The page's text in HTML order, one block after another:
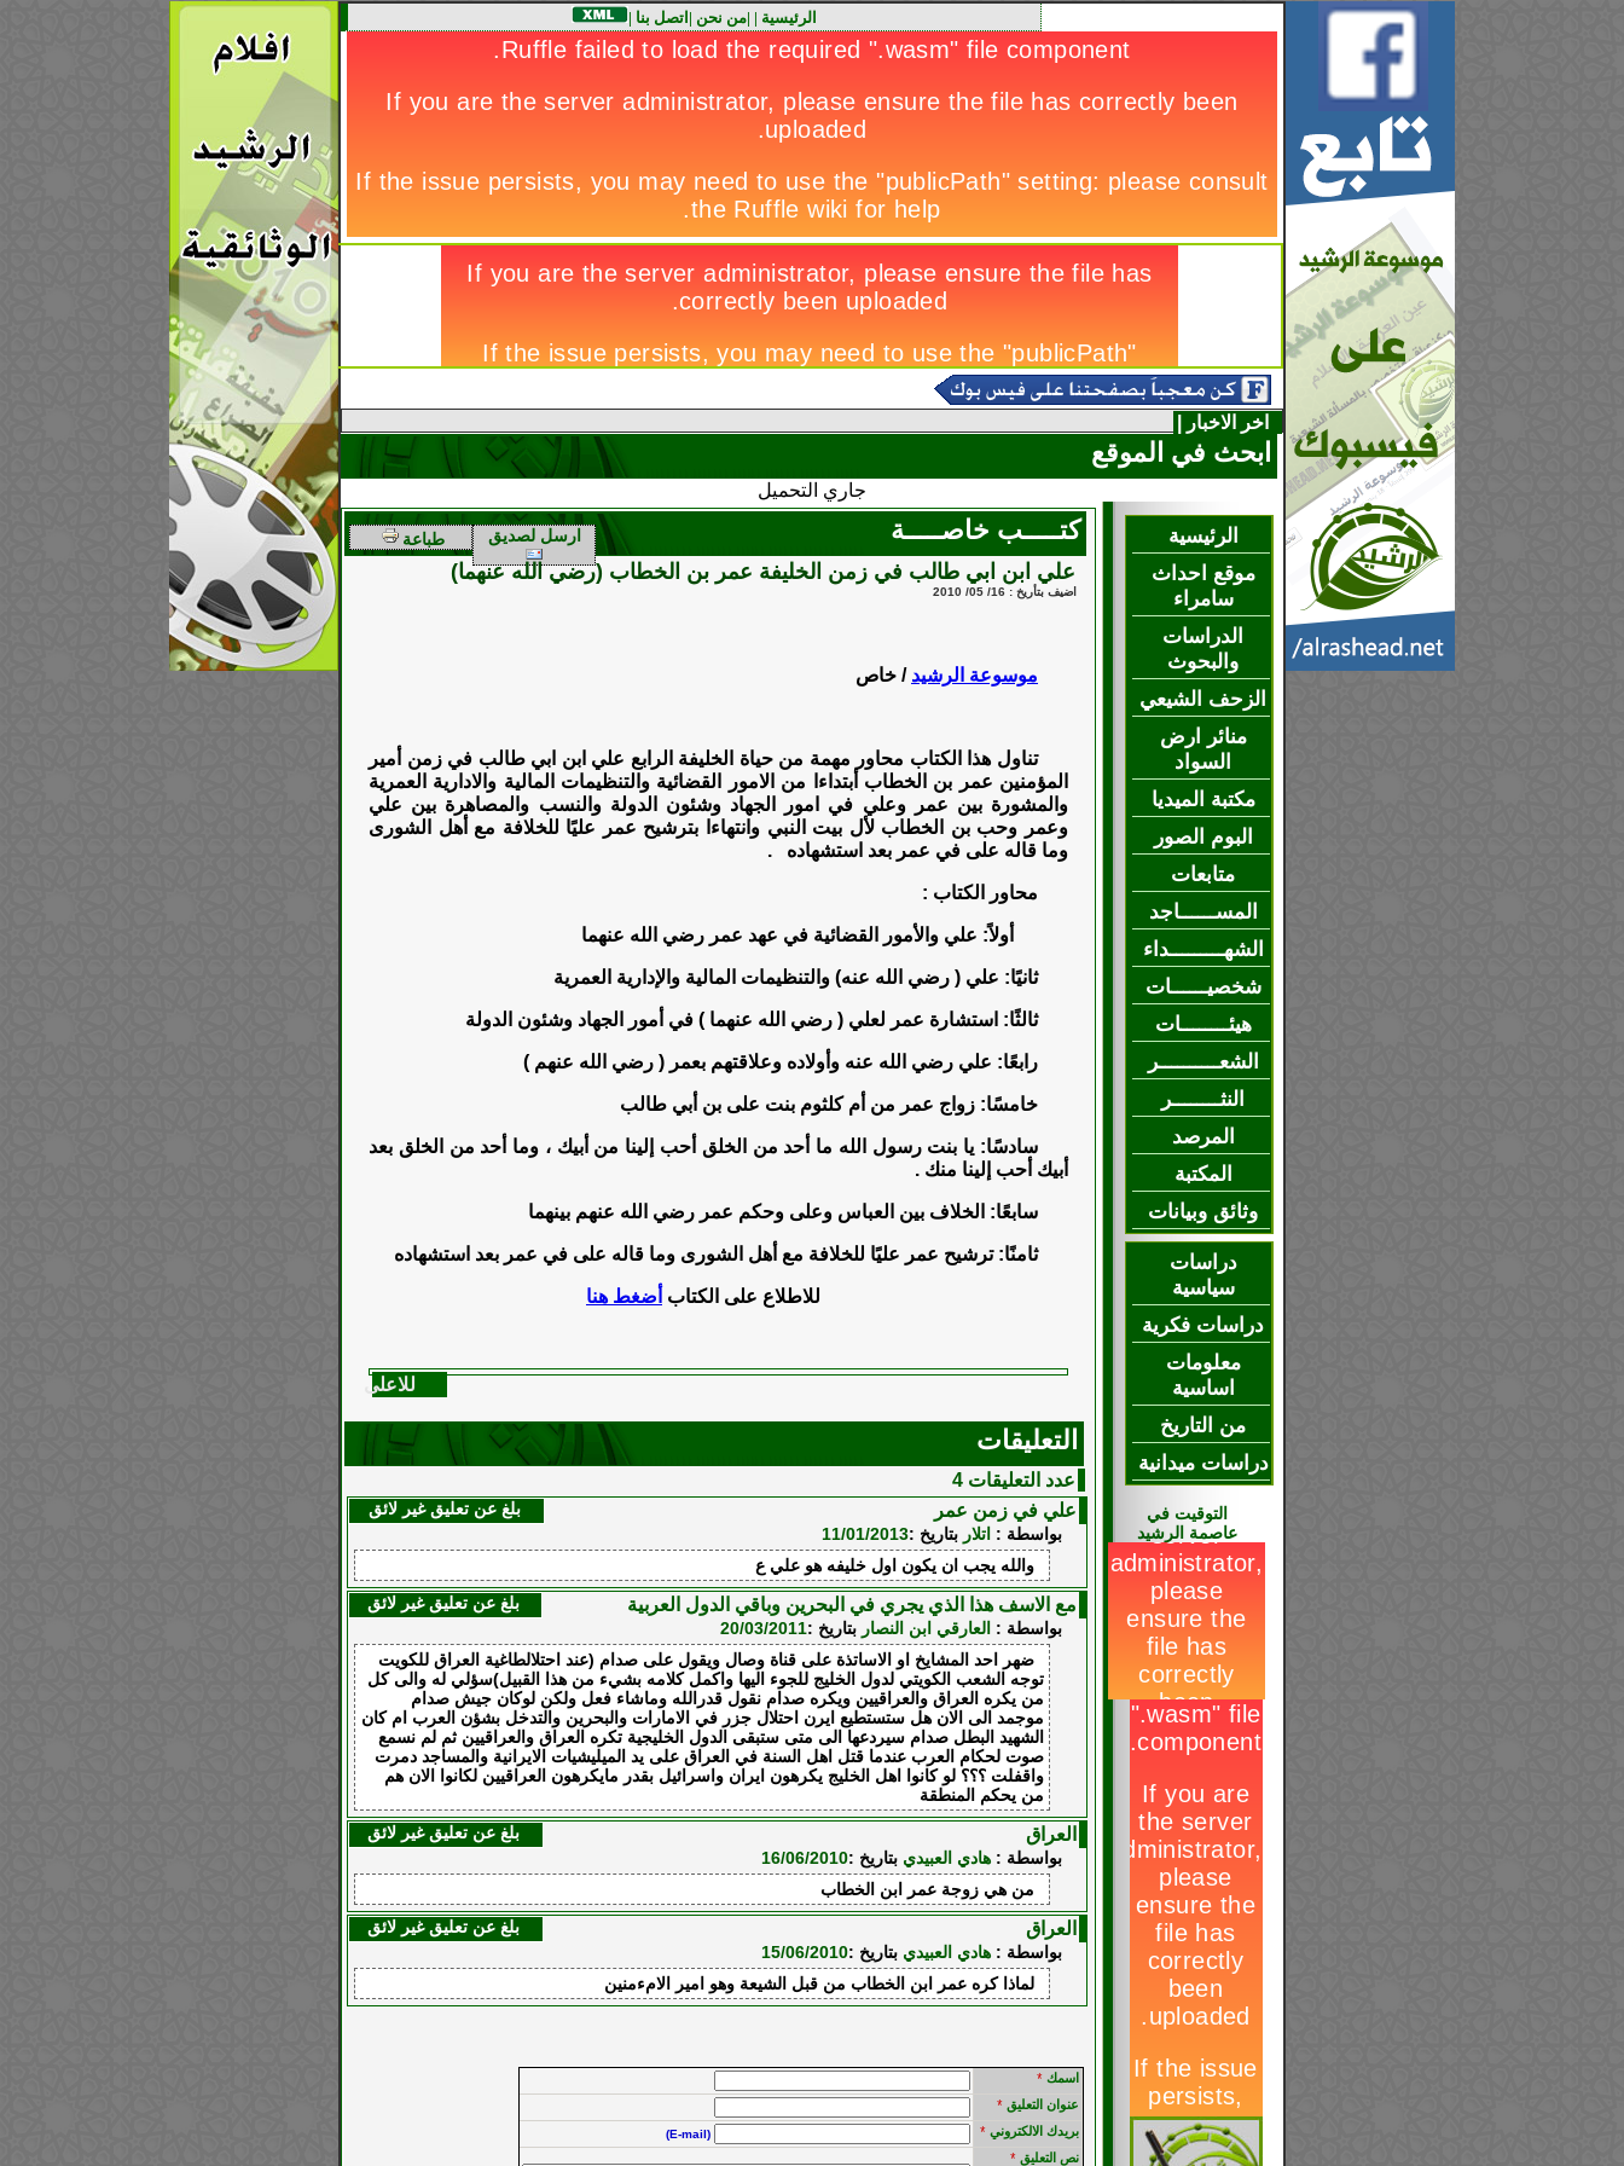
الرئيسية |
|من نحن | اتصل بنا |
اخر الاخبار | إيران تعدم 21 سجيناً سنياً بشكل جماعي
ابحث في الموقع
جاري التحميل
الرئيسية
موقع احداث
سامراء
الدراسات
والبحوث
الزحف الشيعي
منائر ارض
السواد
مكتبة الميديا
البوم الصور
متابعات
المســــــاجد
الشهـــــــــداء
شخصيــــــات
هيئــــــــات
الشعــــــــــر
النثــــــــر
المرصد
المكتبة
وثائق وبيانات
دراسات
سياسية
دراسات فكرية
معلومات
اساسية
من التاريخ
دراسات ميدانية
التوقيت في
عاصمة الرشيد
طباعة ارسل لصديق كتـــــب خاصـــــة
علي ابن ابي طالب في زمن الخليفة عمر بن الخطاب (رضي الله عنهما)
اضيف بتأريخ : 16/ 05/ 2010
موسوعة الرشيد / خاص
تناول هذا الكتاب محاور مهمة من حياة الخليفة الرابع علي ابن ابي طالب في زمن أمير
المؤمنين عمر بن الخطاب أبتداءا من الامور القضائية والتنظيمات المالية والادارية العمرية
والمشورة بين عمر وعلي في امور الجهاد وشئون الدولة والنسب والمصاهرة بين علي
وعمر وحب بن الخطاب لأل بيت النبي وانتهاءا بترشيح عمر عليًا للخلافة مع أهل الشورى
وما قاله على في عمر بعد استشهاده
.
محاور الكتاب :
أولاً: علي والأمور القضائية في عهد عمر رضي الله عنهما
ثانيًا: علي ( رضي الله عنه) والتنظيمات المالية والإدارية العمرية
ثالثًا: استشارة عمر لعلي ( رضي الله عنهما ) في أمور الجهاد وشئون الدولة
رابعًا: علي رضي الله عنه وأولاده وعلاقتهم بعمر ( رضي الله عنهم )
خامسًا: زواج عمر من أم كلثوم بنت على بن أبي طالب
سادسًا: يا بنت رسول الله ما أحد من الخلق أحب إلينا من أبيك ، وما أحد من الخلق بعد
أبيك أحب إلينا منك .
سابعًا: الخلاف بين العباس وعلى وحكم عمر رضي الله عنهم بينهما
ثامنًا: ترشيح عمر عليًا للخلافة مع أهل الشورى وما قاله على في عمر بعد استشهاده
للاطلاع على الكتاب أضغط هنا
للاعلى
التعليقات
عدد التعليقات 4
علي في زمن عمر
بلغ عن تعليق غير لائق
بواسطة : اتلار بتاريخ :11/01/2013
والله يجب ان يكون اول خليفه هو علي ع
مع الاسف هذا الذي يجري في البحرين وباقي الدول العربية
بلغ عن تعليق غير لائق
بواسطة : العارقي ابن النصار بتاريخ :20/03/2011
ضهر احد المشايخ او الاساتذة على قناة وصال ويقول على صدام (عند احتلالطاغية العراق للكويت
توجه الشعب الكويتي لدول الخليج للجوء اليها واكمل كلامه بشيء من هذا القبيل)سؤلي له والى كل
من يكره العراق والعراقيين ويكره صدام نقول قدرالله وماشاء فعل ولكن لوكان جيش صدام
موجمد الى الان هل ستستطيع ايرن احتلال جزر في الامارات والبحرين والتدخل بشؤن العرب ام كان
الشهيد البطل صدام سيردعها الى متى ستبقى الدول الخليجية تكره العراق والعراقيين ثم لم نسمع
صوت لحكام العرب عندما قتل اهل السنة في العراق على يد الميليشيات الايرانية والمساجد دمرت
واقفلت ؟؟؟ لو كانوا اهل الخليج يكرهون ايران واسرائيل بقدر مايكرهون العراقيين لكانوا الان هم
من يحكم المنطقة
العراق
بلغ عن تعليق غير لائق
بواسطة : هادي العبيدي بتاريخ :16/06/2010
من هي زوجة عمر ابن الخطاب
العراق
بلغ عن تعليق غير لائق
بواسطة : هادي العبيدي بتاريخ :15/06/2010
لماذا كره عمر ابن الخطاب من قبل الشيعة وهو امير الامءمنين
اسمك *
عنوان التعليق *
بريدك الالكتروني *
(E-mail)
نص التعليق *